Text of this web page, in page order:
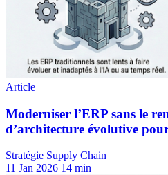
Stratégie Supply Chain
11 Jan 2026 14 min